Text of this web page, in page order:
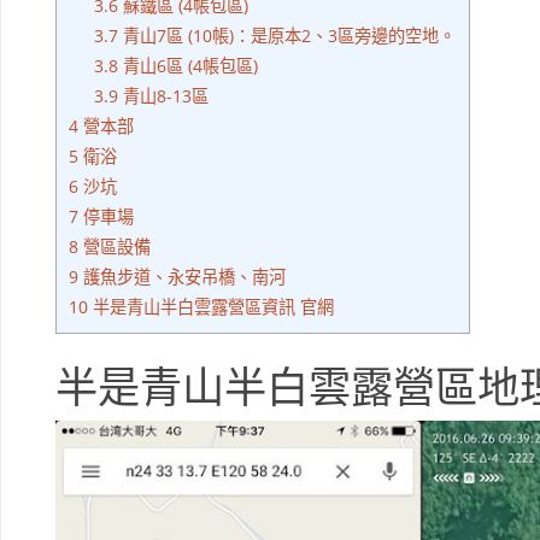
3.6 蘇鐵區 (4帳包區)
3.7 青山7區 (10帳)：是原本2、3區旁邊的空地。
3.8 青山6區 (4帳包區)
3.9 青山8-13區
4 營本部
5 衛浴
6 沙坑
7 停車場
8 營區設備
9 護魚步道、永安吊橋、南河
10 半是青山半白雲露營區資訊 官網
半是青山半白雲露營區地